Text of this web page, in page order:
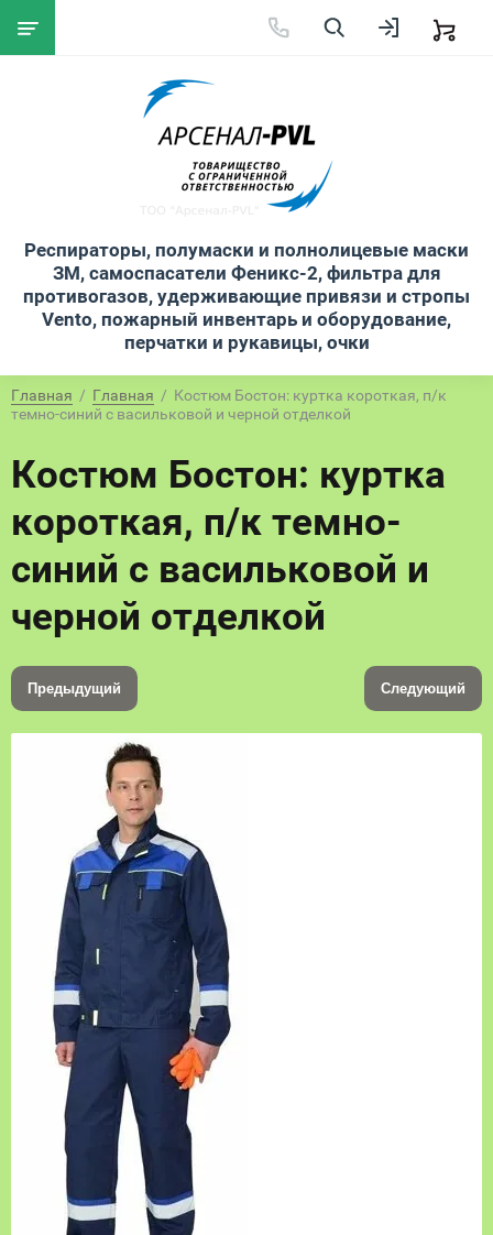
Респираторы, полумаски и полнолицевые маски
ЗМ, самоспасатели Феникс-2, фильтра для
противогазов, удерживающие привязи и стропы
Vento, пожарный инвентарь и оборудование,
перчатки и рукавицы, очки
Главная
  /
Главная
  /  Костюм Бостон: куртка короткая, п/к
темно-синий с васильковой и черной отделкой
Костюм Бостон: куртка
короткая, п/к темно-
синий с васильковой и
черной отделкой
Предыдущий Следующий